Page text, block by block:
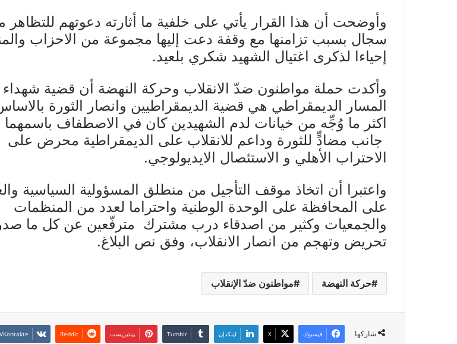
وأوضحت أن هذا القرار يأتي على خلفية ما أثارته دعوتهم للتظاهر
سجال بسبب تزامنها مع وقفة دعت إليها مجموعة من الاحزاب
إحياءا لذكرى اغتيال الشهيد شكري بلعيد.
وأكدت حملة مواطنون ضدّ الانقلاب وحركة النهضة أن قضية شهداء
المسار الديمقراطي هي قضية الديمقراطيين وانصار الثورة
اكثر ما وُجِّه من خيانات لدم الشهيدين كان في الاصطفاف باسمهما
جانب مضادٍّ للثورة وداعم للانقلاب على الديمقراطية محرض على
الاحتراب الأهلي و الاستئصال الايديولوجي.
واعتبرا أن اتخاذ موقف التأجيل من منطلق المسؤولية السياسية
على المحافظة على الوحدة الوطنية واحتراما لعدد من المنظمات
والجمعيات وكثير من اصدقاء درب مشترك مترفّعين عن كل ما
تحريض وتهجم من انصار الانقلاب، وفق نص البلاغ.
حركة النهضة مواطنون ضدّ الإنقلاب
شاركها فيسبوك X لينكدإن بينتيريست